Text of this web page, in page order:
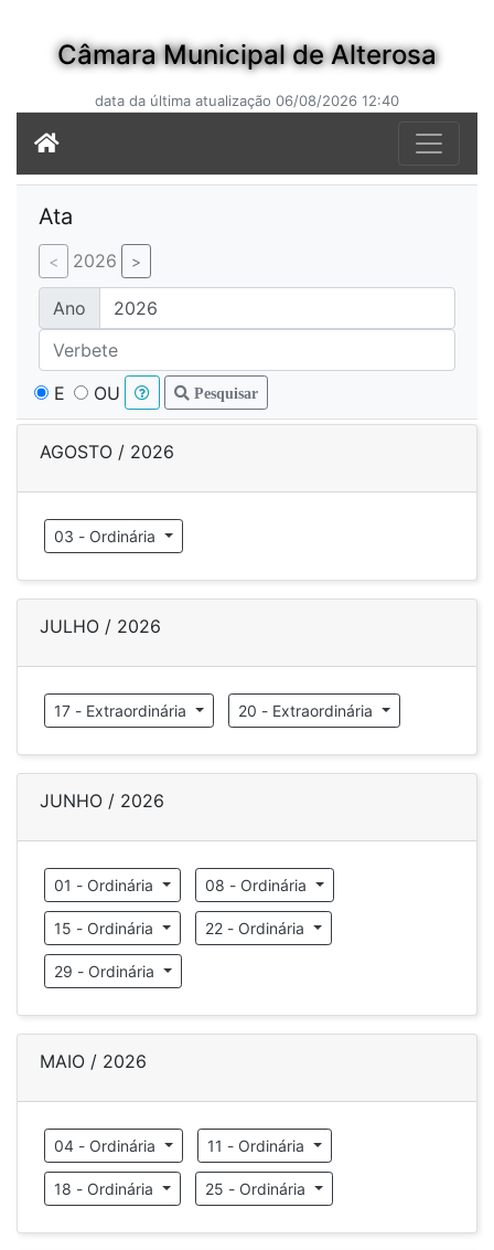
Câmara Municipal de Alterosa
data da última atualização 06/08/2026 12:40
Ata
2026
Ano
E OU Pesquisar
AGOSTO / 2026
03 - Ordinária
JULHO / 2026
17 - Extraordinária 20 - Extraordinária
JUNHO / 2026
01 - Ordinária 08 - Ordinária
15 - Ordinária 22 - Ordinária
29 - Ordinária
MAIO / 2026
04 - Ordinária 11 - Ordinária
18 - Ordinária 25 - Ordinária